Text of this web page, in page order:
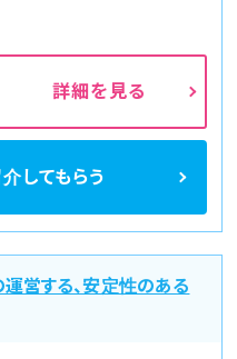
詳細を見る
してもらう
営する、安定性のある